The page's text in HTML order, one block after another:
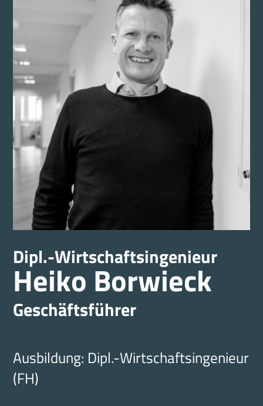
Dipl.-Wirtschaftsingenieur
Heiko Borwieck
Geschäftsführer
Ausbildung: Dipl.-Wirtschaftsingenieur
(FH)